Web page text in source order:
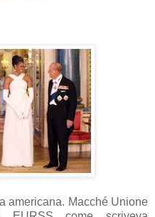
americana. Macché Unione